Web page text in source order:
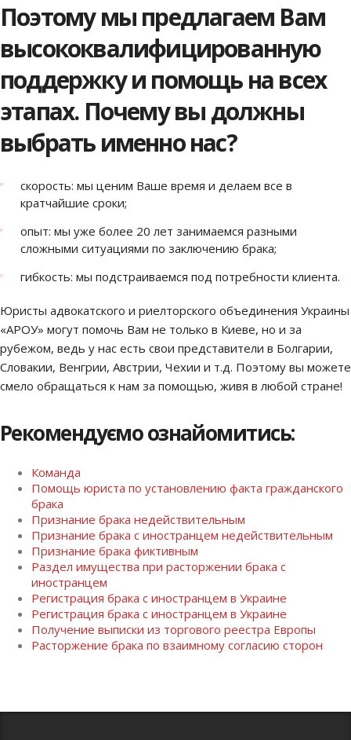
Поэтому мы предлагаем Вам
высококвалифицированную
поддержку и помощь на всех
этапах. Почему вы должны
выбрать именно нас?
скорость: мы ценим Ваше время и делаем все в
кратчайшие сроки;
опыт: мы уже более 20 лет занимаемся разными
сложными ситуациями по заключению брака;
гибкость: мы подстраиваемся под потребности клиента.
Юристы адвокатского и риелторского объединения Украины
«АРОУ» могут помочь Вам не только в Киеве, но и за
рубежом, ведь у нас есть свои представители в Болгарии,
Словакии, Венгрии, Австрии, Чехии и т.д. Поэтому вы можете
смело обращаться к нам за помощью, живя в любой стране!
Рекомендуємо ознайомитись:
Команда
Помощь юриста по установлению факта гражданского
брака
Признание брака недействительным
Признание брака с иностранцем недействительным
Признание брака фиктивным
Раздел имущества при расторжении брака с
иностранцем
Регистрация брака с иностранцем в Украине
Регистрация брака с иностранцем в Украине
Получение выписки из торгового реестра Европы
Расторжение брака по взаимному согласию сторон